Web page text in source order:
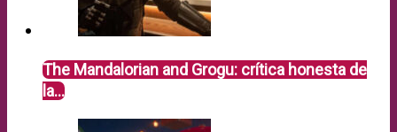
The Mandalorian and Grogu: crítica honesta de
la…